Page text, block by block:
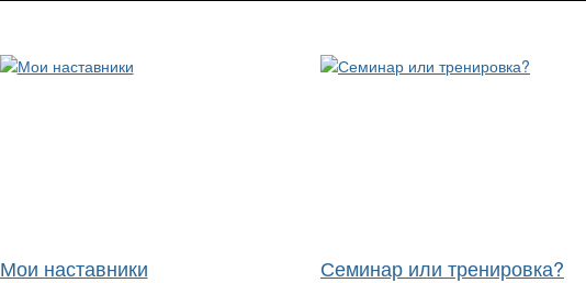
Мои наставники Семинар или тренировка?